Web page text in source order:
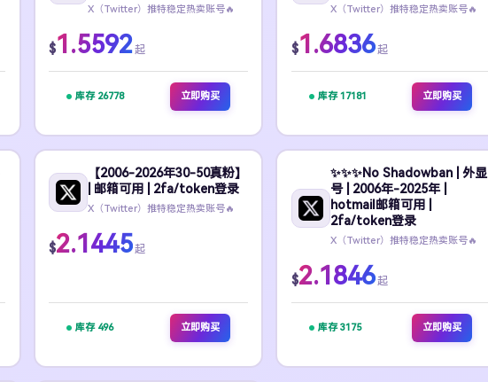
X（Twitter）推特稳定热卖账号🔥
$1.5592起
库存 26778 立即购买
X（Twitter）推特稳定热卖账号🔥
$1.6836起
库存 17181 立即购买
【2006-2026年30-50真粉】
| 邮箱可用 | 2fa/token登录
X（Twitter）推特稳定热卖账号🔥
$2.1445起
库存 496 立即购买
✨️✨️✨️No Shadowban | 外显
号 | 2006年-2025年 |
hotmail邮箱可用 |
2fa/token登录
X（Twitter）推特稳定热卖账号🔥
$2.1846起
库存 3175 立即购买